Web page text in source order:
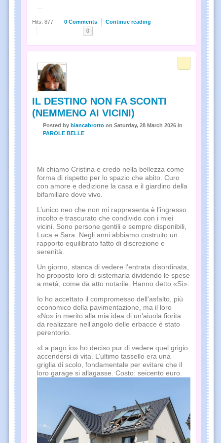
...
0 Comments Continue reading
Hits: 877
0
IL DESTINO NON FA SCONTI
(NEMMENO AI VICINI)
Posted by biancabrotto on Saturday, 28 March 2026 in
PAROLE BELLE
Mi chiamo Cristina e credo nella bellezza come
forma di rispetto per lo spazio che abito. Curo
con amore e dedizione la casa e il giardino della
bifamiliare dove vivo.
L’unico neo che non mi rappresenta è l’ingresso
incolto e trascurato che condivido con i miei
vicini. Sono persone gentili e sempre disponibili,
Luca e Sara. Negli anni abbiamo costruito un
rapporto equilibrato fatto di discrezione e
serenità.
Un giorno, stanca di vedere l’entrata disordinata,
ho proposto loro di sistemarla dividendo le spese
a metà, come da atto notarile. Hanno detto «Sì».
Io ho accettato il compromesso dell’asfalto, più
economico della pavimentazione, ma il loro
«No» in merito alla mia idea di un'aiuola fiorita
da realizzare nell’angolo delle erbacce è stato
perentorio.
«La pago io» ho deciso pur di vedere quel grigio
accendersi di vita. L’ultimo tassello era una
griglia di scolo, fondamentale per evitare che il
loro garage si allagasse. Costo: seicento euro.